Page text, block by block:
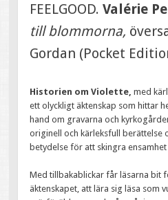
FEELGOOD.Valérie
till blommorna,
Gordan (Pocket
Historien om Violette, med
ett olyckligt äktenskap som hittar
hand om gravarna och
originell och kärleksfull berättelse
betydelse för att skingra
Med tillbakablickar får läsarna bit
äktenskapet, att lära sig läsa som